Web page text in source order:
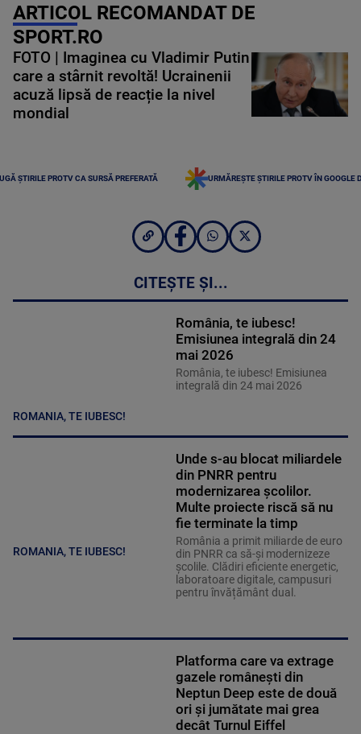
ARTICOL RECOMANDAT DE
SPORT.RO
FOTO | Imaginea cu Vladimir Putin
care a stârnit revoltă! Ucrainenii
acuză lipsă de reacție la nivel
mondial
ȘTIRILE PROTV CA SURSĂ PREFERATĂ URMĂREȘTE ȘTIRILE PROTV ÎN GOOGLE
CITEȘTE ȘI...
ROMANIA, TE IUBESC!
România, te iubesc!
Emisiunea integrală din 24
mai 2026
România, te iubesc! Emisiunea
integrală din 24 mai 2026
ROMANIA, TE IUBESC!
Unde s-au blocat miliardele
din PNRR pentru
modernizarea școlilor.
Multe proiecte riscă să nu
fie terminate la timp
România a primit miliarde de euro
din PNRR ca să-și modernizeze
școlile. Clădiri eficiente energetic,
laboratoare digitale, campusuri
pentru învățământ dual.
Platforma care va extrage
gazele românești din
Neptun Deep este de două
ori și jumătate mai grea
decât Turnul Eiffel